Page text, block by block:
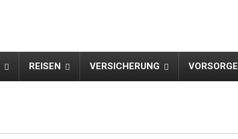
REISEN VERSICHERUNG VORSORGE